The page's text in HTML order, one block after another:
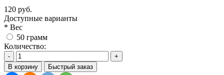
120 руб.
Доступные варианты
* Вес
50 грамм
Количество:
-
+
В корзину
Быстрый заказ